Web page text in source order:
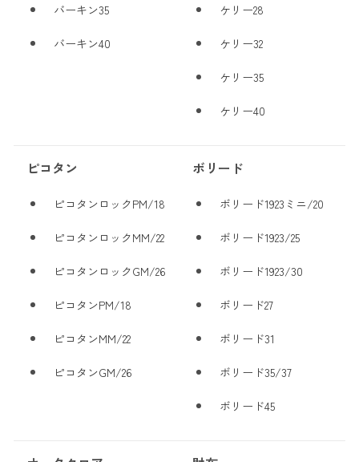
バーキン35
バーキン40
ケリー28
ケリー32
ケリー35
ケリー40
ピコタン
ピコタンロックPM/18
ピコタンロックMM/22
ピコタンロックGM/26
ピコタンPM/18
ピコタンMM/22
ピコタンGM/26
ボリード
ボリード1923ミニ/20
ボリード1923/25
ボリード1923/30
ボリード27
ボリード31
ボリード35/37
ボリード45